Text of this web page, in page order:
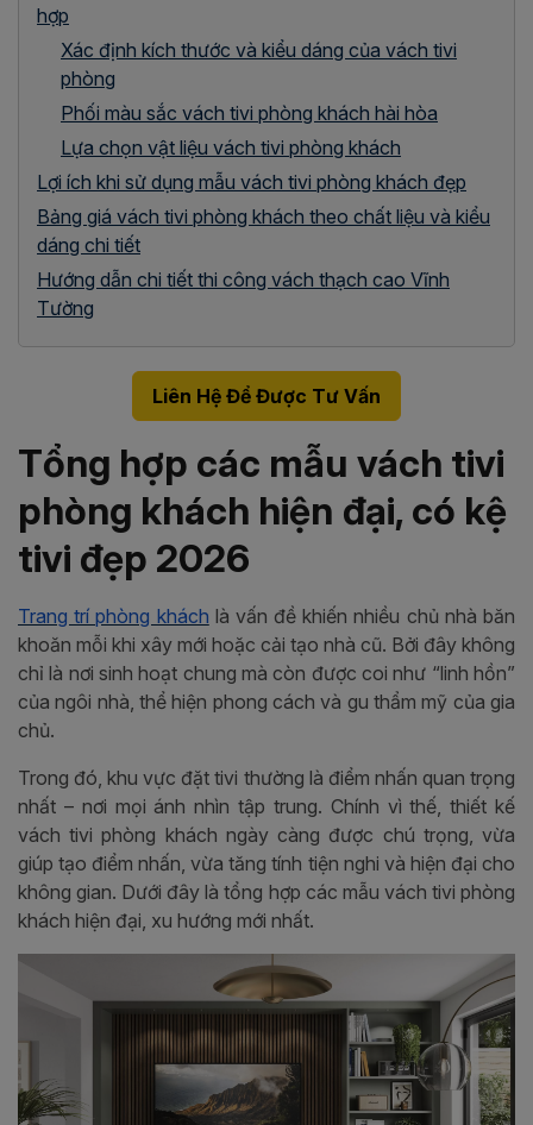
hợp
Xác định kích thước và kiểu dáng của vách tivi
phòng
Phối màu sắc vách tivi phòng khách hài hòa
Lựa chọn vật liệu vách tivi phòng khách
Lợi ích khi sử dụng mẫu vách tivi phòng khách đẹp
Bảng giá vách tivi phòng khách theo chất liệu và kiểu
dáng chi tiết
Hướng dẫn chi tiết thi công vách thạch cao Vĩnh
Tường
Liên Hệ Để Được Tư Vấn
Tổng hợp các mẫu vách tivi
phòng khách hiện đại, có kệ
tivi đẹp 2026
Trang trí phòng khách là vấn đề khiến nhiều chủ nhà băn
khoăn mỗi khi xây mới hoặc cải tạo nhà cũ. Bởi đây không
chỉ là nơi sinh hoạt chung mà còn được coi như “linh hồn”
của ngôi nhà, thể hiện phong cách và gu thẩm mỹ của gia
chủ.
Trong đó, khu vực đặt tivi thường là điểm nhấn quan trọng
nhất – nơi mọi ánh nhìn tập trung. Chính vì thế, thiết kế
vách tivi phòng khách ngày càng được chú trọng, vừa
giúp tạo điểm nhấn, vừa tăng tính tiện nghi và hiện đại cho
không gian. Dưới đây là tổng hợp các mẫu vách tivi phòng
khách hiện đại, xu hướng mới nhất.